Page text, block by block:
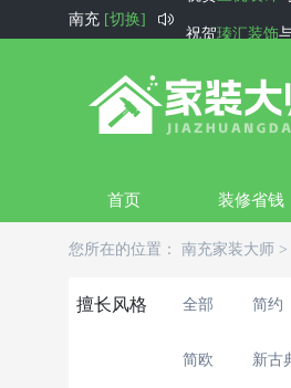
南充 [切换] 
祝贺好风景装
祝贺 宇家装饰
尚庭水韵
祝贺西宁生活
首页 装修省钱
您所在的位置： 南充家装大师 >
擅长风格 全部 简约
简欧 新古